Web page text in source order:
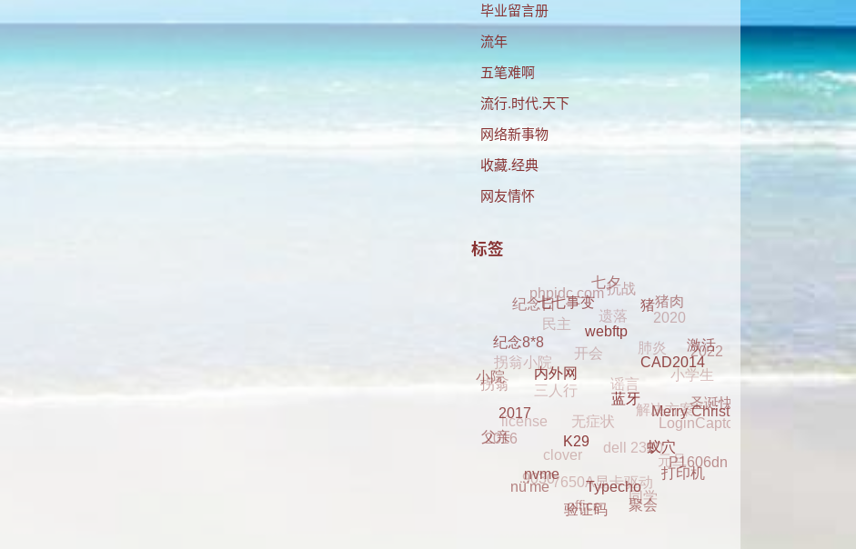
毕业留言册
流年
五笔难啊
流行.时代.天下
网络新事物
收藏.经典
网友情怀
标签
P1606dn
打印机
聚会
同学
元旦
LoginCaptcha
圣诞快乐
Merry Christmas
蚁穴
Typecho
验证码
office
7650A显卡驱动
dell 2330
解决方案
小学生
2022
激活
蓝牙
K29
nvme
nü'me
9030
无症状
谣言
肺炎
2020
猪肉
webftp
内外网
2017
2016
license
三人行
开会
遗落
抗战
七夕
七七事变
纪念8*8
小院
拐翁
拐翁小院
民主
phpidc.com
纪念日